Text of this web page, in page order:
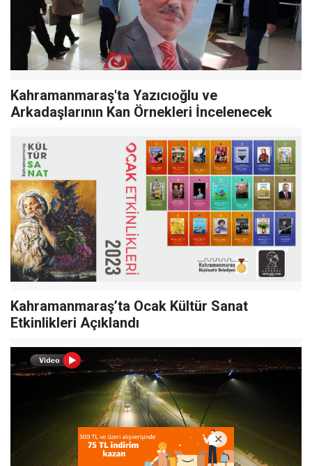
Kahramanmaraş'ta Yazıcıoğlu ve
Arkadaşlarının Kan Örnekleri İncelenecek
Kahramanmaraş’ta Ocak Kültür Sanat
Etkinlikleri Açıklandı